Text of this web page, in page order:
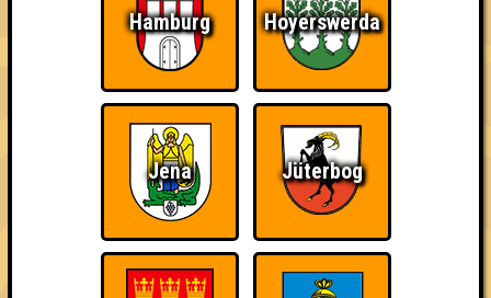
Schon wieder zum
Wiederzehn macht
Quizveteran
Hamburg Hoyerswerda
Jena Jüterbog